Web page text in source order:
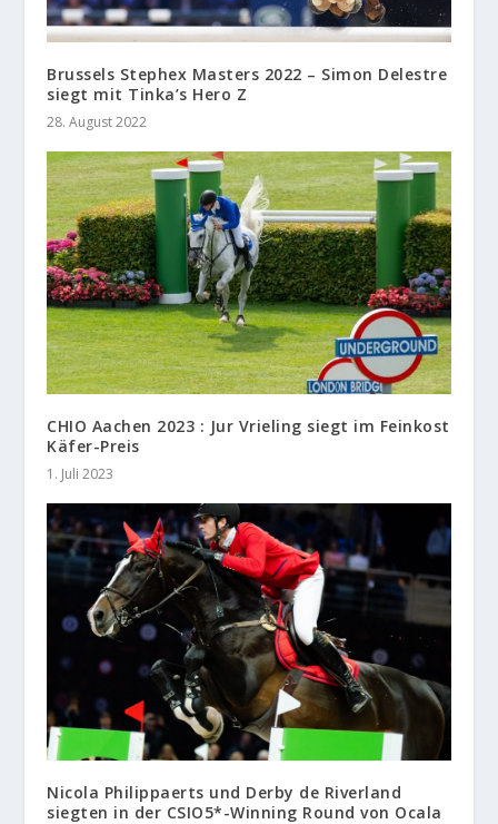
Brussels Stephex Masters 2022 – Simon Delestre
siegt mit Tinka’s Hero Z
28. August 2022
CHIO Aachen 2023 : Jur Vrieling siegt im Feinkost
Käfer-Preis
1. Juli 2023
Nicola Philippaerts und Derby de Riverland
siegten in der CSIO5*-Winning Round von Ocala